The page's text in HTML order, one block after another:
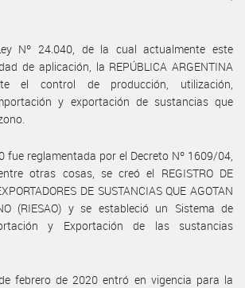
Nº 24.040, de la cual actualmente este
de aplicación, la REPÚBLICA ARGENTINA
el control de producción, utilización,
y exportación de sustancias que
fue reglamentada por el Decreto Nº 1609/04,
otras cosas, se creó el REGISTRO DE
DE SUSTANCIAS QUE AGOTAN
(RIESAO) y se estableció un Sistema de
y Exportación de las sustancias
febrero de 2020 entró en vigencia para la